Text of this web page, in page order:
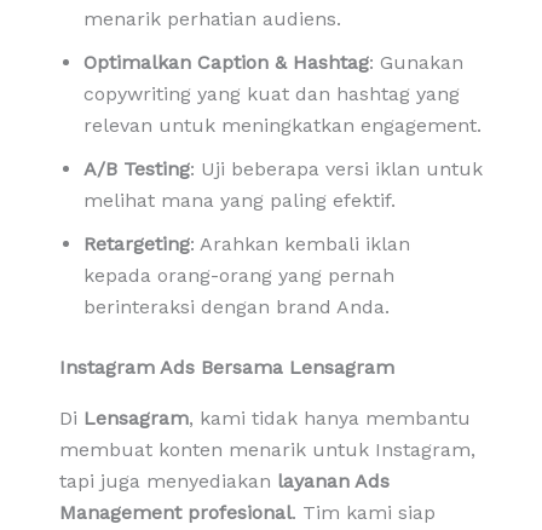
menarik perhatian audiens.
Optimalkan Caption & Hashtag: Gunakan
copywriting yang kuat dan hashtag yang
relevan untuk meningkatkan engagement.
A/B Testing: Uji beberapa versi iklan untuk
melihat mana yang paling efektif.
Retargeting: Arahkan kembali iklan
kepada orang-orang yang pernah
berinteraksi dengan brand Anda.
Instagram Ads Bersama Lensagram
Di Lensagram, kami tidak hanya membantu
membuat konten menarik untuk Instagram,
tapi juga menyediakan layanan Ads
Management profesional. Tim kami siap